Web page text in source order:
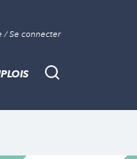
/ Se connecter
Recherche